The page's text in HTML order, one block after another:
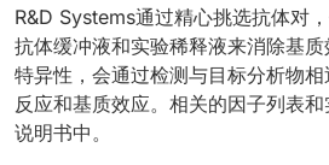
R&D Systems通过精心挑选抗体对
抗体缓冲液和实验稀释液来消除基
特异性，会通过检测与目标分析物
反应和基质效应。相关的因子列表
说明书中。